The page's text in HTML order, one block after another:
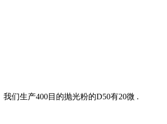
们生产400目的抛光粉的D50有20微 .